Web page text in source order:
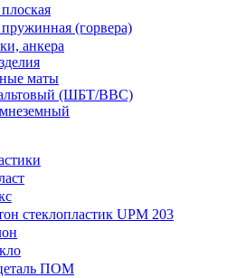
(горвера)
анкера
маты
(ШБТ/ВВС)
стеклопластик UPM 203
ПОМ